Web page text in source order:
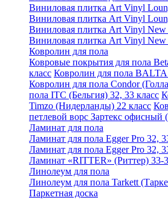
Виниловая плитка Art Vinyl
Виниловая плитка Art Vinyl
Виниловая плитка Art Vinyl New
Виниловая плитка Art Vinyl New
Ковролин для пола
Ковровые покрытия для пола
класс Ковролин для пола BALTA
Ковролин для пола Condor
пола ITC (Бельгия) 32, 33 класс
Timzo (Нидерланды) 22 класс
петлевой ворс Зартекс офисный
Ламинат для пола
Ламинат для пола Egger Pro 32,
Ламинат для пола Egger Pro 32,
Ламинат «RITTER» (Риттер) 33-
Линолеум для пола
Линолеум для пола Tarkett
Паркетная доска